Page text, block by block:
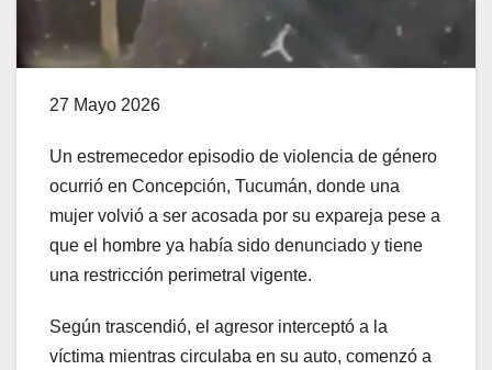
27 Mayo 2026
Un estremecedor episodio de violencia de género
ocurrió en Concepción, Tucumán, donde una
mujer volvió a ser acosada por su expareja pese a
que el hombre ya había sido denunciado y tiene
una restricción perimetral vigente.
Según trascendió, el agresor interceptó a la
víctima mientras circulaba en su auto, comenzó a